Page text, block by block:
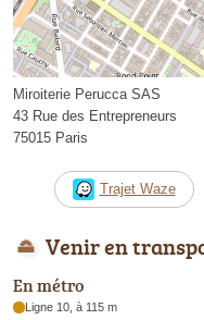
Miroiterie Perucca SAS
43 Rue des Entrepreneurs
75015 Paris
Trajet Waze
Venir en
En métro
Ligne 10, à 115 m